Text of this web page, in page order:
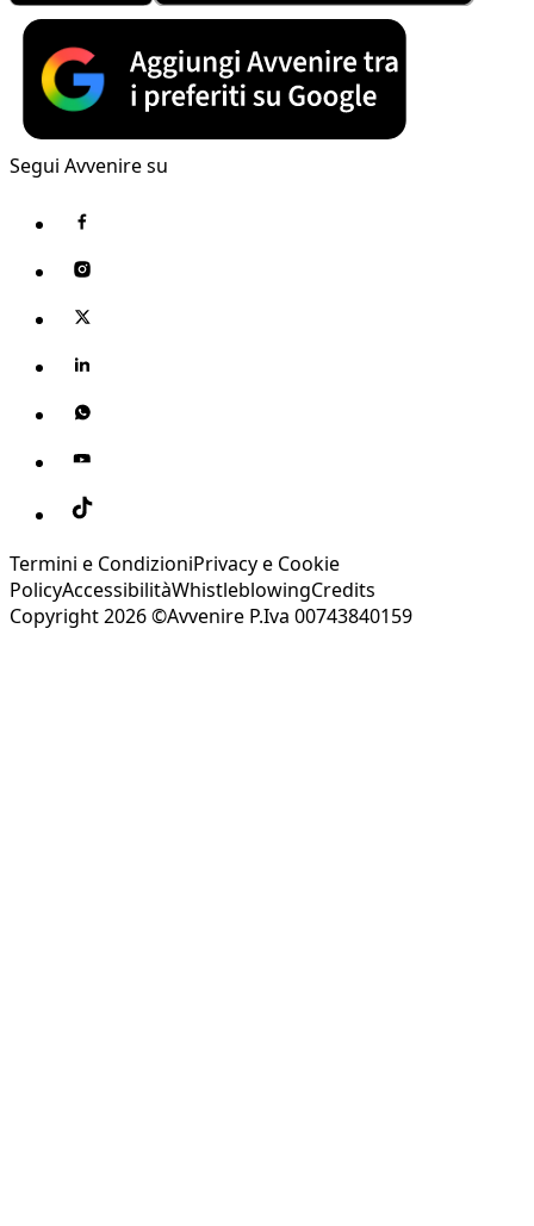
Segui Avvenire su
Termini e CondizioniPrivacy e Cookie
PolicyAccessibilitàWhistleblowingCredits
Copyright 2026 ©Avvenire P.Iva 00743840159